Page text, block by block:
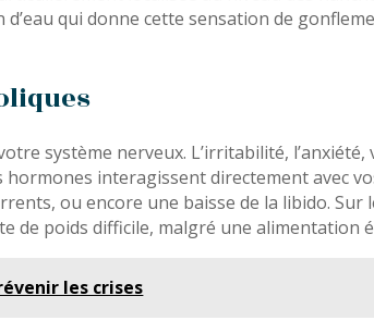
qui donne cette sensation de
système nerveux. L’irritabilité, l’anxiété,
interagissent directement avec
ou encore une baisse de la libido. Sur
de poids difficile, malgré une alimentation
les crises